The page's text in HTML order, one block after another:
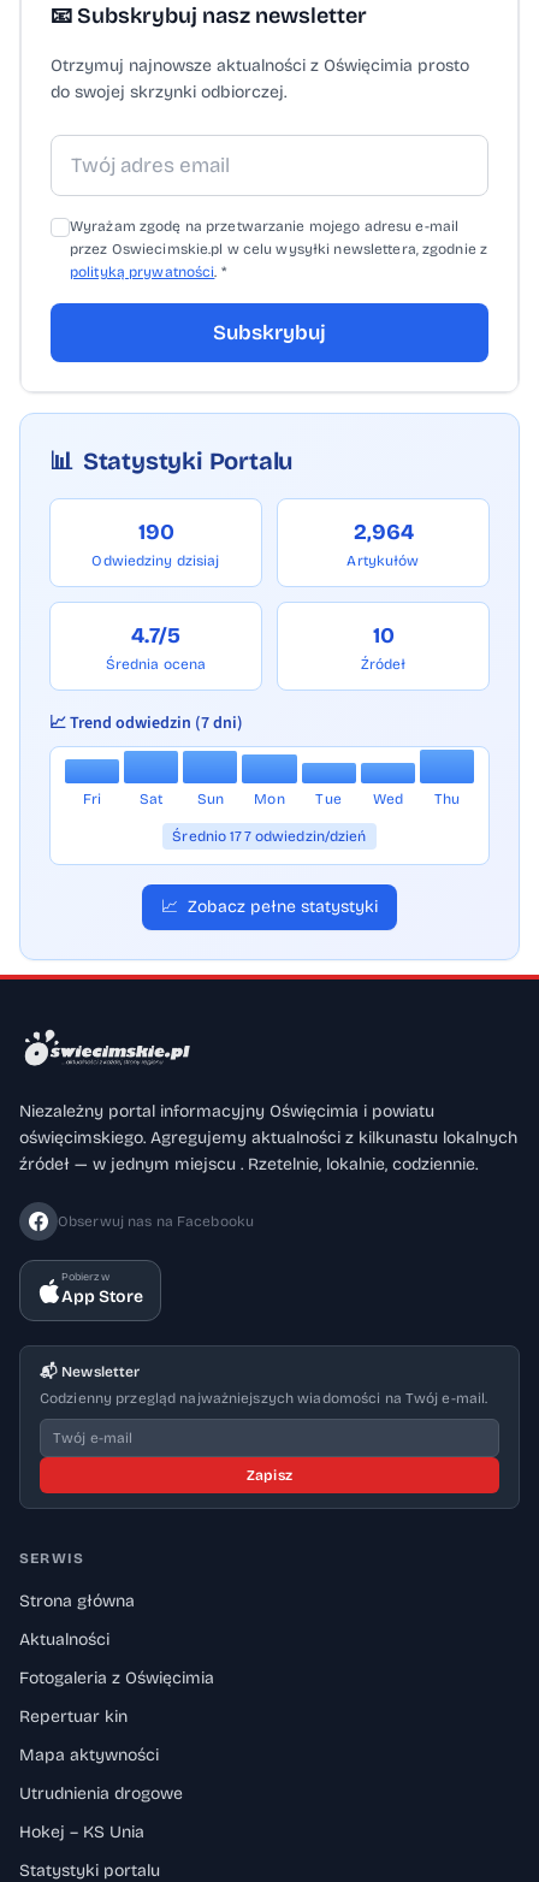
(Paweł Kocur, źr. brzeszcze.pl, fot.
📧 Subskrybuj nasz newsletter
Otrzymuj najnowsze aktualności z Oświęcimia prosto
do swojej skrzynki odbiorczej.
Wyrażam zgodę na przetwarzanie mojego adresu e-mail
przez Oswiecimskie.pl w celu wysyłki newslettera, zgodnie z
polityką prywatności. *
Subskrybuj
📊 Statystyki Portalu
190
Odwiedziny dzisiaj
2,964
Artykułów
4.7/5
Średnia ocena
10
Źródeł
📈 Trend odwiedzin (7 dni)
Fri Sat Sun Mon Tue Wed Thu
Średnio 177 odwiedzin/dzień
📈 Zobacz pełne statystyki
Niezależny portal informacyjny Oświęcimia i powiatu
oświęcimskiego. Agregujemy aktualności z kilkunastu lokalnych
źródeł — w jednym miejscu . Rzetelnie, lokalnie, codziennie.
Obserwuj nas na Facebooku
Pobierz w
App Store
📬 Newsletter
Codzienny przegląd najważniejszych wiadomości na Twój e-mail.
Zapisz
SERWIS
Strona główna
Aktualności
Fotogaleria z Oświęcimia
Repertuar kin
Mapa aktywności
Utrudnienia drogowe
Hokej – KS Unia
Statystyki portalu